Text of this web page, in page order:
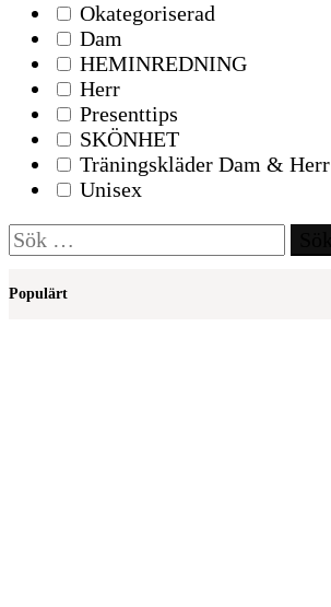
Okategoriserad
Dam
HEMINREDNING
Herr
Presenttips
SKÖNHET
Träningskläder Dam & Herr
Unisex
Sök
efter:
Populärt